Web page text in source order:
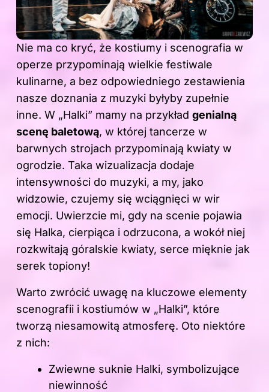
Nie ma co kryć, że kostiumy i scenografia w
operze przypominają wielkie festiwale
kulinarne, a bez odpowiedniego zestawienia
nasze doznania z muzyki byłyby zupełnie
inne. W „Halki” mamy na przykład genialną
scenę baletową, w której tancerze w
barwnych strojach przypominają kwiaty w
ogrodzie. Taka wizualizacja dodaje
intensywności do muzyki, a my, jako
widzowie, czujemy się wciągnięci w wir
emocji. Uwierzcie mi, gdy na scenie pojawia
się Halka, cierpiąca i odrzucona, a wokół niej
rozkwitają góralskie kwiaty, serce mięknie jak
serek topiony!
Warto zwrócić uwagę na kluczowe elementy
scenografii i kostiumów w „Halki”, które
tworzą niesamowitą atmosferę. Oto niektóre
z nich:
Zwiewne suknie Halki, symbolizujące
niewinność